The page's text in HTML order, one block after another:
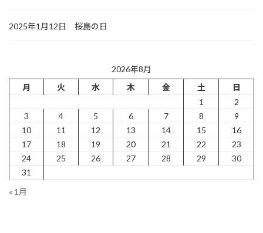
2025年1月12日 桜島の日
2026年8月
月
火 水 木 金 土
日
1
2
3
4 5 6 7 8
9
10
11 12 13 14 15
16
17
18 19 20 21 22
23
24
25 26 27 28 29
30
31
« 1月